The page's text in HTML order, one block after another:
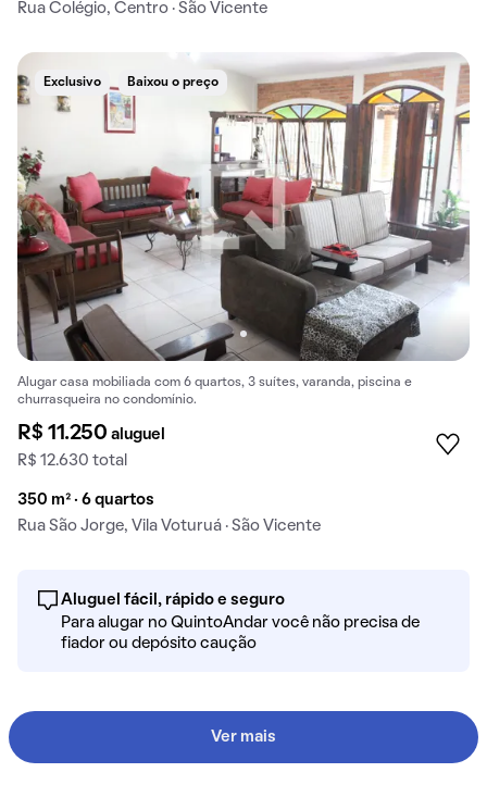
Rua Colégio, Centro · São Vicente
Exclusivo Baixou o preço
Alugar casa mobiliada com 6 quartos, 3 suítes, varanda, piscina e
churrasqueira no condomínio.
R$ 11.250aluguel
R$ 12.630 total
350 m² · 6 quartos
Rua São Jorge, Vila Voturuá · São Vicente
Aluguel fácil, rápido e seguro
Para alugar no QuintoAndar você não precisa de
fiador ou depósito caução
Ver mais